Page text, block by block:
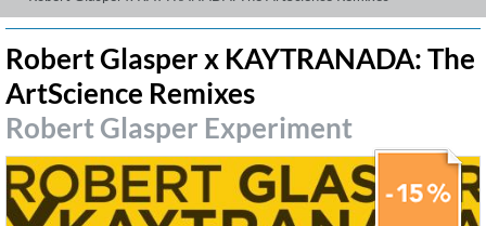
Videos
Robert Glasper x KAYTRANADA: The
ArtScience Remixes
Robert Glasper Experiment